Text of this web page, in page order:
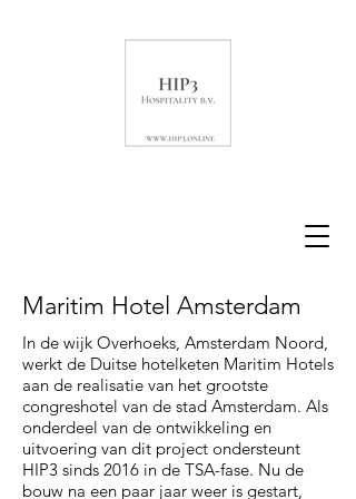
Maritim Hotel Amsterdam
In de wijk Overhoeks, Amsterdam Noord,
werkt de Duitse hotelketen Maritim Hotels
aan de realisatie van het grootste
congreshotel van de stad Amsterdam. Als
onderdeel van de ontwikkeling en
uitvoering van dit project ondersteunt
HIP3 sinds 2016 in de TSA-fase. Nu de
bouw na een paar jaar weer is gestart,